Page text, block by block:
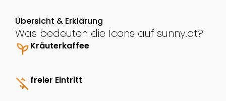
Übersicht & Erklärung
Was bedeuten die Icons auf sunny.at?
psychiatryKräuterkaffee
money_off freier Eintritt